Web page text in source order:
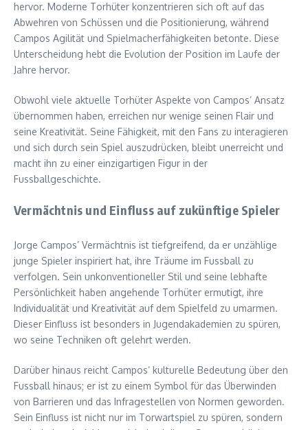
hervor. Moderne Torhüter konzentrieren sich oft auf das
Abwehren von Schüssen und die Positionierung, während
Campos Agilität und Spielmacherfähigkeiten betonte. Diese
Unterscheidung hebt die Evolution der Position im Laufe der
Jahre hervor.
Obwohl viele aktuelle Torhüter Aspekte von Campos’ Ansatz
übernommen haben, erreichen nur wenige seinen Flair und
seine Kreativität. Seine Fähigkeit, mit den Fans zu interagieren
und sich durch sein Spiel auszudrücken, bleibt unerreicht und
macht ihn zu einer einzigartigen Figur in der
Fussballgeschichte.
Vermächtnis und Einfluss auf zukünftige Spieler
Jorge Campos’ Vermächtnis ist tiefgreifend, da er unzählige
junge Spieler inspiriert hat, ihre Träume im Fussball zu
verfolgen. Sein unkonventioneller Stil und seine lebhafte
Persönlichkeit haben angehende Torhüter ermutigt, ihre
Individualität und Kreativität auf dem Spielfeld zu umarmen.
Dieser Einfluss ist besonders in Jugendakademien zu spüren,
wo seine Techniken oft gelehrt werden.
Darüber hinaus reicht Campos’ kulturelle Bedeutung über den
Fussball hinaus; er ist zu einem Symbol für das Überwinden
von Barrieren und das Infragestellen von Normen geworden.
Sein Einfluss ist nicht nur im Torwartspiel zu spüren, sondern